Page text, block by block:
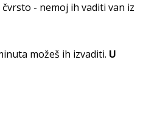
- nemoj ih vaditi van iz
možeš ih izvaditi. U